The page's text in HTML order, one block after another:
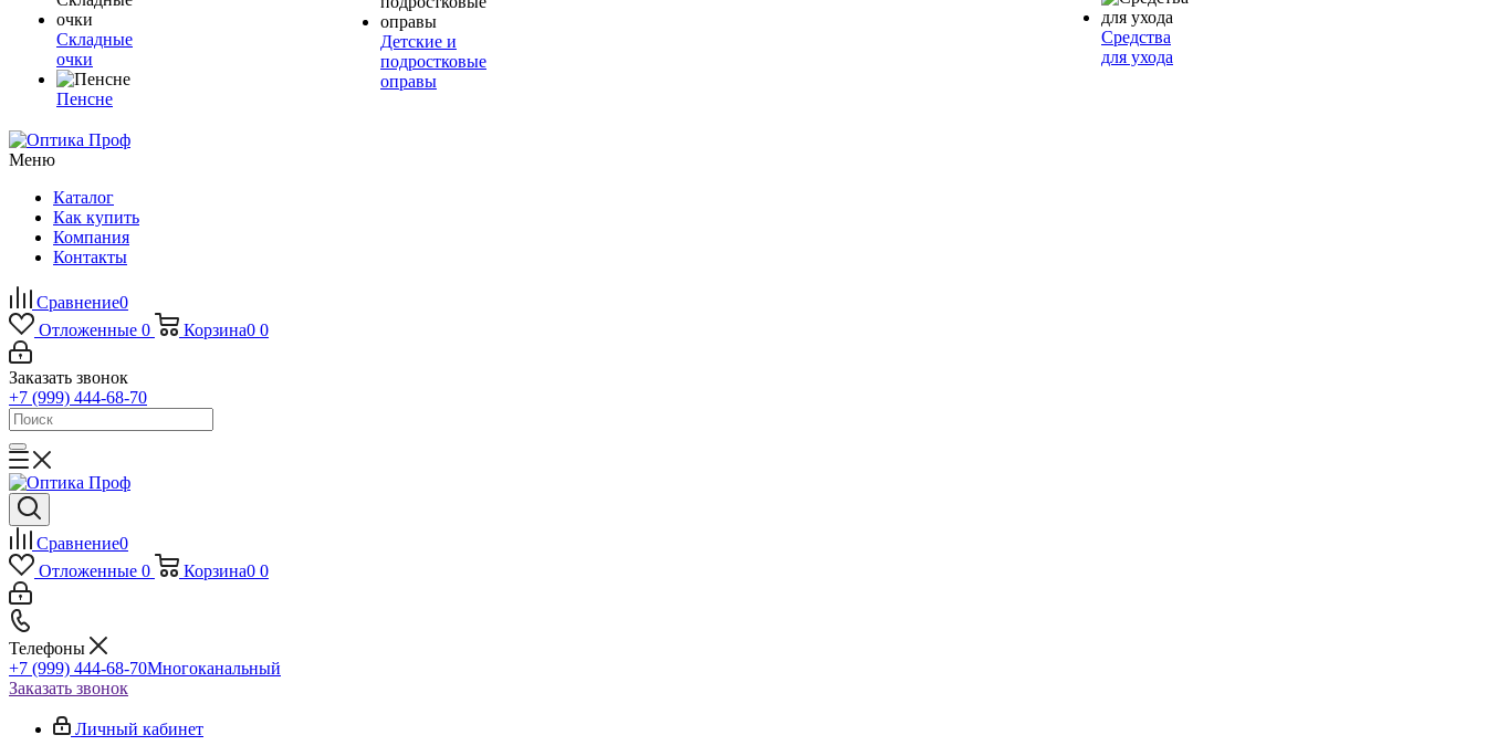
Складные
очки
Пенсне
Детские и
подростковые
оправы
Средства
для ухода
Меню
Каталог
Как купить
Компания
Контакты
Сравнение0
Отложенные 0 Корзина0 0
Заказать звонок
+7 (999) 444-68-70
Сравнение0
Отложенные 0 Корзина0 0
Телефоны
+7 (999) 444-68-70Многоканальный
Заказать звонок
Личный кабинет